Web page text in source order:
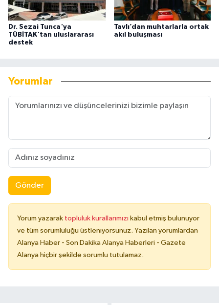
Dr. Sezai Tunca'ya
TÜBİTAK'tan uluslararası
destek
Tavlı’dan muhtarlarla ortak
akıl buluşması
Yorumlar
Gönder
Yorum yazarak topluluk kurallarımızı kabul etmiş bulunuyor
ve tüm sorumluluğu üstleniyorsunuz. Yazılan yorumlardan
Alanya Haber - Son Dakika Alanya Haberleri - Gazete
Alanya hiçbir şekilde sorumlu tutulamaz.